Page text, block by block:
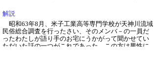
解説
昭和63年8月、米子工業高等専門学校が天神川流域
民俗総合調査を行ったさい、そのメンバ－の一員だ
ったわたしが語り手のお宅にうかがって聞かせてい
ただいた話の一つがこれであった。この方は男性に